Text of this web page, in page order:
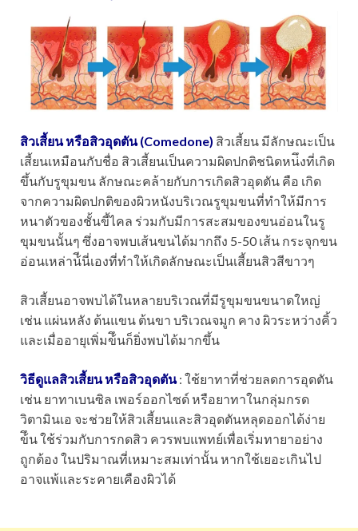
สิวเสี้ยน หรือสิวอุดตัน (Comedone) สิวเสี้ยน มีลักษณะเป็น
เสี้ยนเหมือนกับชื่อ สิวเสี้ยนเป็นความผิดปกติชนิดหน่ึงที่เกิด
ขึ้นกับรูขุมขน ลักษณะคล้ายกับการเกิดสิวอุดตัน คือ เกิด
จากความผิดปกติของผิวหนังบริเวณรูขุมขนที่ทำให้มีการ
หนาตัวของชั้นขี้ไคล ร่วมกับมีการสะสมของขนอ่อนในรู
ขุมขนนั้นๆ ซึ่งอาจพบเส้นขนได้มากถึง 5-50 เส้น กระจุกขน
อ่อนเหล่าน้ีนี่เองที่ทำให้เกิดลักษณะเป็นเสี้ยนสิวสีขาวๆ
สิวเสี้ยนอาจพบได้ในหลายบริเวณที่มีรูขุมขนขนาดใหญ่
เช่น แผ่นหลัง ต้นแขน ต้นขา บริเวณจมูก คาง ผิวระหว่างคิ้ว
และเมื่ออายุเพิ่มข้ึนก็ยิ่งพบได้มากขึ้น
วิธีดูแลสิวเสี้ยน หรือสิวอุดตัน: ใช้ยาทาที่ช่วยลดการอุดตัน
เช่น ยาทาเบนซิล เพอร์ออกไซด์ หรือยาทาในกลุ่มกรด
วิตามินเอ จะช่วยให้สิวเสี้ยนและสิวอุดตันหลุดออกได้ง่าย
ข้ึน ใช้ร่วมกับการกดสิว ควรพบแพทย์เพื่อเริ่มทายาอย่าง
ถูกต้อง ในปริมาณที่เหมาะสมเท่านั้น หากใช้เยอะเกินไป
อาจแพ้และระคายเคืองผิวได้